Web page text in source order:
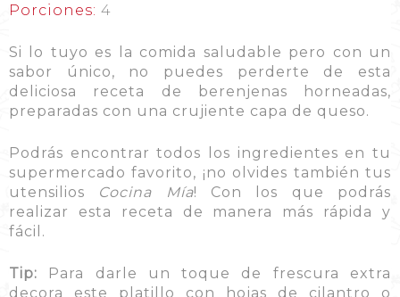
Porciones: 4
Si lo tuyo es la comida saludable pero con un
sabor único, no puedes perderte de esta
deliciosa receta de berenjenas horneadas,
preparadas con una crujiente capa de queso.
Podrás encontrar todos los ingredientes en tu
supermercado favorito, ¡no olvides también tus
utensilios Cocina Mía! Con los que podrás
realizar esta receta de manera más rápida y
fácil .
Tip: Para darle un toque de frescura extra
decora este platillo con hojas de cilantro o